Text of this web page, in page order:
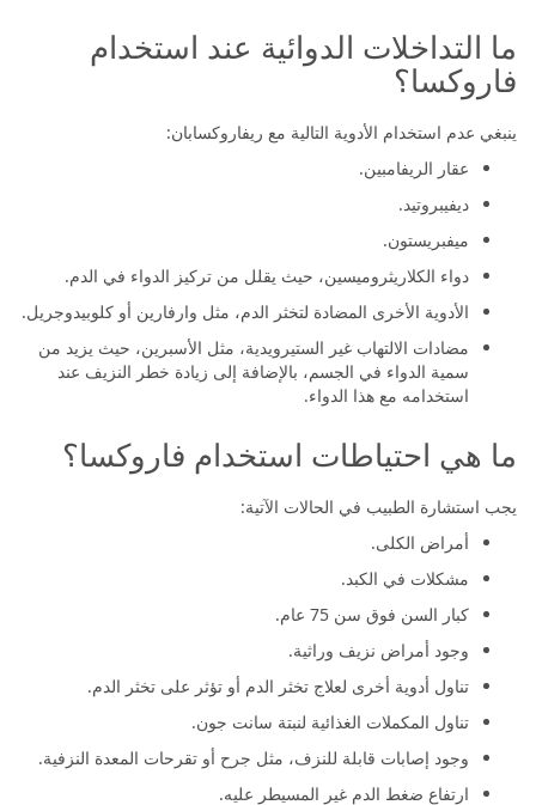
ما التداخلات الدوائية عند استخدام
فاروكسا؟
ينبغي عدم استخدام الأدوية التالية مع ريفاروكسابان:
عقار الريفامبين.
ديفيبروتيد.
ميفبريستون.
دواء الكلاريثروميسين، حيث يقلل من تركيز الدواء في الدم.
الأدوية الأخرى المضادة لتخثر الدم، مثل وارفارين أو كلوبيدوجريل.
مضادات الالتهاب غير الستيرويدية، مثل الأسبرين، حيث يزيد من
سمية الدواء في الجسم، بالإضافة إلى زيادة خطر النزيف عند
استخدامه مع هذا الدواء.
ما هي احتياطات استخدام فاروكسا؟
يجب استشارة الطبيب في الحالات الآتية:
أمراض الكلى.
مشكلات في الكبد.
كبار السن فوق سن 75 عام.
وجود أمراض نزيف وراثية.
تناول أدوية أخرى لعلاج تخثر الدم أو تؤثر على تخثر الدم.
تناول المكملات الغذائية لنبتة سانت جون.
وجود إصابات قابلة للنزف، مثل جرح أو تقرحات المعدة النزفية.
ارتفاع ضغط الدم غير المسيطر عليه.